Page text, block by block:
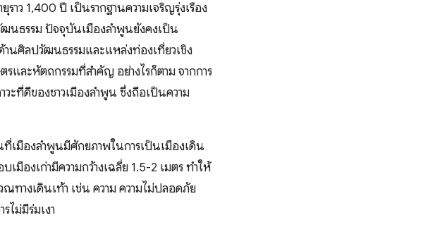
ว 1,400 ปี เป็นรากฐานความเจริญรุ่งเรือง
นธรรม ปัจจุบันเมืองลำพูนยังคงเป็น
นศิลปวัฒนธรรมและแหล่งท่องเที่ยวเชิง
และหัตถกรรมที่สำคัญ อย่างไรก็ตาม จากการ
ที่ดีของชาวเมืองลำพูน ซึ่งถือเป็นความ
เมืองลำพูนมีศักยภาพในการเป็นเมืองเดิน
องเก่ามีความกว้างเฉลี่ย 1.5-2 เมตร ทำให้
ทางเดินเท้า เช่น ความ ความไม่ปลอดภัย
ไม่มีร่มเงา